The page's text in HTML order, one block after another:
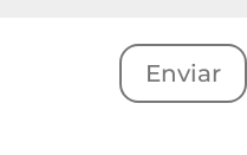
Enviar